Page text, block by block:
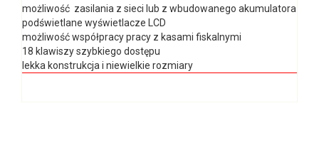
możliwość zasilania z sieci lub z wbudowanego akumulatora
podświetlane wyświetlacze LCD
możliwość współpracy pracy z kasami fiskalnymi
18 klawiszy szybkiego dostępu
lekka konstrukcja i niewielkie rozmiary